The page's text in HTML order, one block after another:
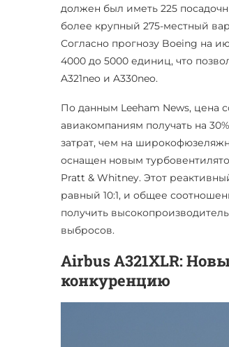
должен был иметь 225
более крупный 275-местный
Согласно прогнозу Boeing на
4000 до 5000 единиц, что
A321neo и A330neo.
По данным Leeham News, цена
авиакомпаниям получать на
затрат, чем на
оснащен новым
Pratt & Whitney. Этот
равный 10:1, и общее
получить
выбросов.
Airbus A321XLR:
конкуренцию